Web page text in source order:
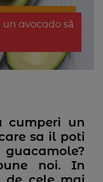
un avocado să
cumperi un
sa il poti
noi. In